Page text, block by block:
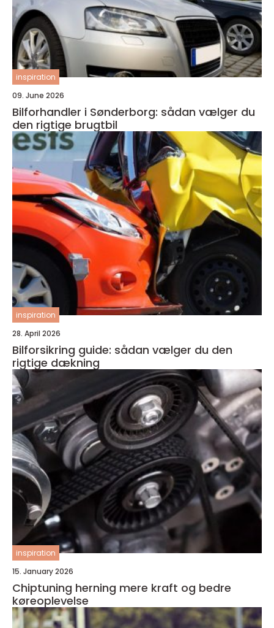
inspiration
09. June 2026
Bilforhandler i Sønderborg: sådan vælger du
den rigtige brugtbil
inspiration
28. April 2026
Bilforsikring guide: sådan vælger du den
rigtige dækning
inspiration
15. January 2026
Chiptuning herning mere kraft og bedre
køreoplevelse